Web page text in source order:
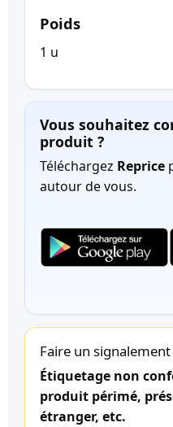
Poids
1 u
Vous souhaitez
produit ?
Téléchargez Reprice
autour de vous.
Faire un
Étiquetage non
produit périmé,
étranger, etc.